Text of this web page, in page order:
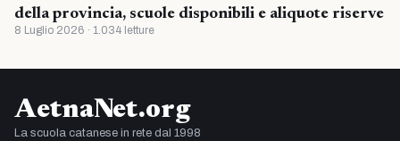
della provincia, scuole disponibili e aliquote riserve
8 Luglio 2026 · 1.034 letture
AetnaNet.org
La scuola catanese in rete dal 1998